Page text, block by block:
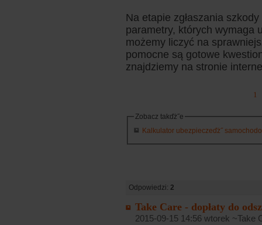
Na etapie zgłaszania
parametry, których wymaga
możemy liczyć na
pomocne są gotowe
znajdziemy na stronie
1
Zobacz takďż˝e
Kalkulator ubezpieczeďż˝
Odpowiedzi: 2
Take Care - dopłaty do
2015-09-15 14:56 wtorek ~Take